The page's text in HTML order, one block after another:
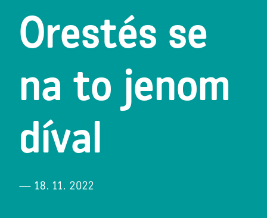
Orestés se
na to jenom
díval
— 18. 11. 2022